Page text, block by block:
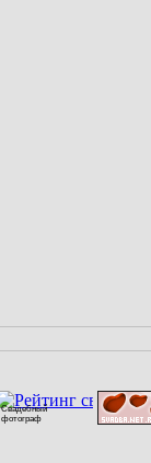
Свадебный
фотограф